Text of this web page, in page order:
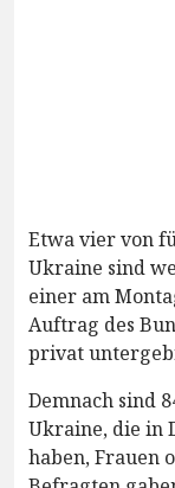
Etwa vier von
Ukraine sind
einer am
Auftrag des
privat
Demnach sind
Ukraine, die in
haben, Frauen